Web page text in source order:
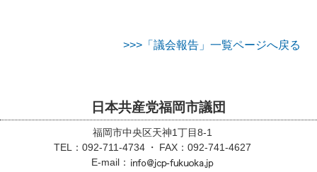
>>>「議会報告」一覧ページへ戻る
日本共産党福岡市議団
福岡市中央区天神1丁目8-1
TEL：092-711-4734
FAX：092-741-4627
E-mail：